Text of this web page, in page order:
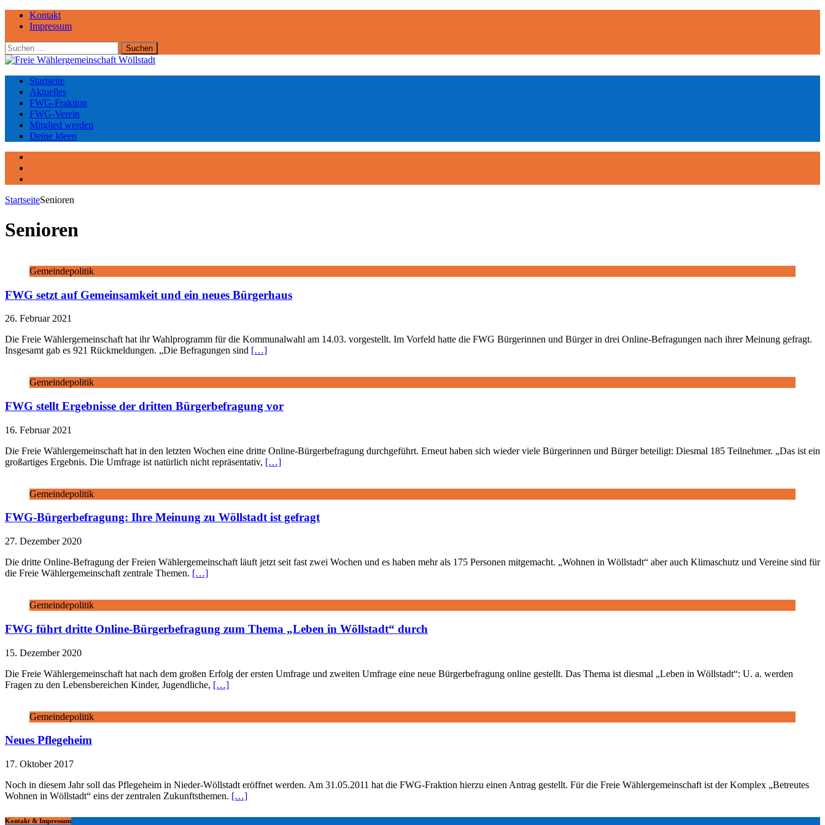
Kontakt
Impressum
Suchen
nach:
Startseite
Aktuelles
FWG-Fraktion
FWG-Verein
Mitglied werden
Deine Ideen
StartseiteSenioren
Senioren
Gemeindepolitik
FWG setzt auf Gemeinsamkeit und ein neues Bürgerhaus
26. Februar 2021
Die Freie Wählergemeinschaft hat ihr Wahlprogramm für die Kommunalwahl am 14.03. vorgestellt. Im Vorfeld hatte die FWG Bürgerinnen und Bürger in drei Online-Befragungen nach ihrer Meinung gefragt.
Insgesamt gab es 921 Rückmeldungen. „Die Befragungen sind […]
Gemeindepolitik
FWG stellt Ergebnisse der dritten Bürgerbefragung vor
16. Februar 2021
Die Freie Wählergemeinschaft hat in den letzten Wochen eine dritte Online-Bürgerbefragung durchgeführt. Erneut haben sich wieder viele Bürgerinnen und Bürger beteiligt: Diesmal 185 Teilnehmer. „Das ist ein
großartiges Ergebnis. Die Umfrage ist natürlich nicht repräsentativ, […]
Gemeindepolitik
FWG-Bürgerbefragung: Ihre Meinung zu Wöllstadt ist gefragt
27. Dezember 2020
Die dritte Online-Befragung der Freien Wählergemeinschaft läuft jetzt seit fast zwei Wochen und es haben mehr als 175 Personen mitgemacht. „Wohnen in Wöllstadt“ aber auch Klimaschutz und Vereine sind für
die Freie Wählergemeinschaft zentrale Themen. […]
Gemeindepolitik
FWG führt dritte Online-Bürgerbefragung zum Thema „Leben in Wöllstadt“ durch
15. Dezember 2020
Die Freie Wählergemeinschaft hat nach dem großen Erfolg der ersten Umfrage und zweiten Umfrage eine neue Bürgerbefragung online gestellt. Das Thema ist diesmal „Leben in Wöllstadt“: U. a. werden
Fragen zu den Lebensbereichen Kinder, Jugendliche, […]
Gemeindepolitik
Neues Pflegeheim
17. Oktober 2017
Noch in diesem Jahr soll das Pflegeheim in Nieder-Wöllstadt eröffnet werden. Am 31.05.2011 hat die FWG-Fraktion hierzu einen Antrag gestellt. Für die Freie Wählergemeinschaft ist der Komplex „Betreutes
Wohnen in Wöllstadt“ eins der zentralen Zukunftsthemen. […]
Kontakt & Impressum